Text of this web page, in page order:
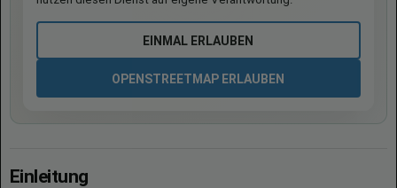
EINMAL ERLAUBEN
OPENSTREETMAP ERLAUBEN
Einleitung